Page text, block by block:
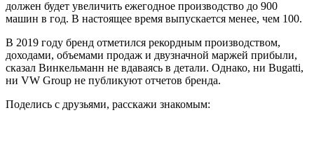
должен будет увеличить ежегодное производство до 900
машин в год. В настоящее время выпускается менее, чем 100.
В 2019 году бренд отметился рекордным производством,
доходами, объемами продаж и двузначной маржей прибыли,
сказал Винкельманн не вдаваясь в детали. Однако, ни Bugatti,
ни VW Group не публикуют отчетов бренда.
Поделись с друзьями, расскажи знакомым: